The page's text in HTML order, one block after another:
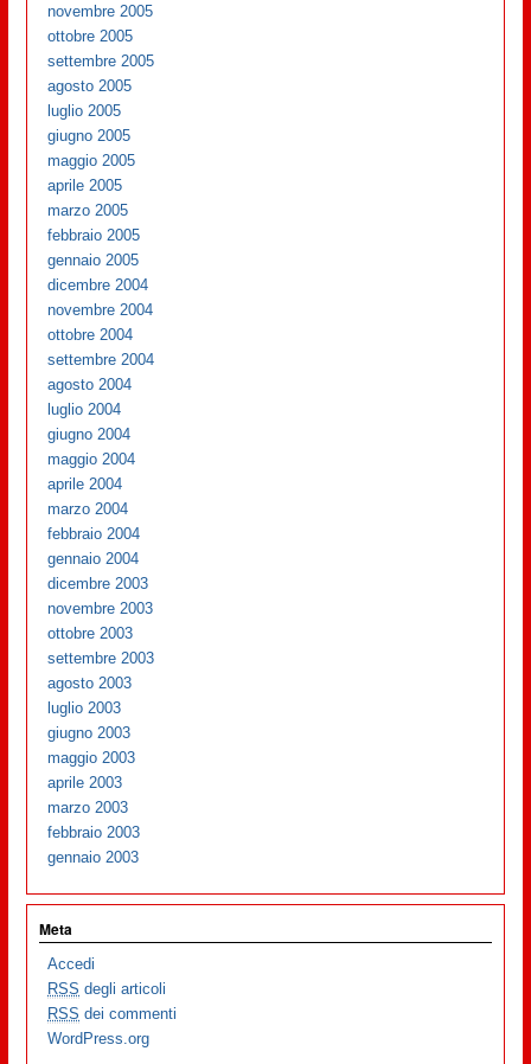
novembre 2005
ottobre 2005
settembre 2005
agosto 2005
luglio 2005
giugno 2005
maggio 2005
aprile 2005
marzo 2005
febbraio 2005
gennaio 2005
dicembre 2004
novembre 2004
ottobre 2004
settembre 2004
agosto 2004
luglio 2004
giugno 2004
maggio 2004
aprile 2004
marzo 2004
febbraio 2004
gennaio 2004
dicembre 2003
novembre 2003
ottobre 2003
settembre 2003
agosto 2003
luglio 2003
giugno 2003
maggio 2003
aprile 2003
marzo 2003
febbraio 2003
gennaio 2003
Meta
Accedi
RSS degli articoli
RSS dei commenti
WordPress.org